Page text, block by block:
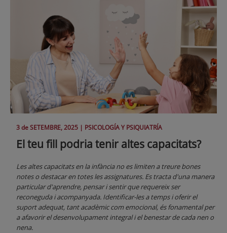
3 deSETEMBRE, 2025 | PSICOLOGÍA Y PSIQUIATRÍA
El teu fill podria tenir altes capacitats?
Les altes capacitats en la infància no es limiten a treure bones
notes o destacar en totes les assignatures. Es tracta d'una manera
particular d'aprendre, pensar i sentir que requereix ser
reconeguda i acompanyada. Identificar-les a temps i oferir el
suport adequat, tant acadèmic com emocional, és fonamental per
a afavorir el desenvolupament integral i el benestar de cada nen o
nena.